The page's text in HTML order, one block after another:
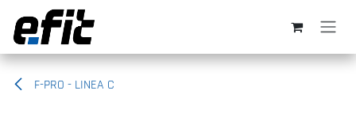
Ir al contenido
F-PRO - LINEA C